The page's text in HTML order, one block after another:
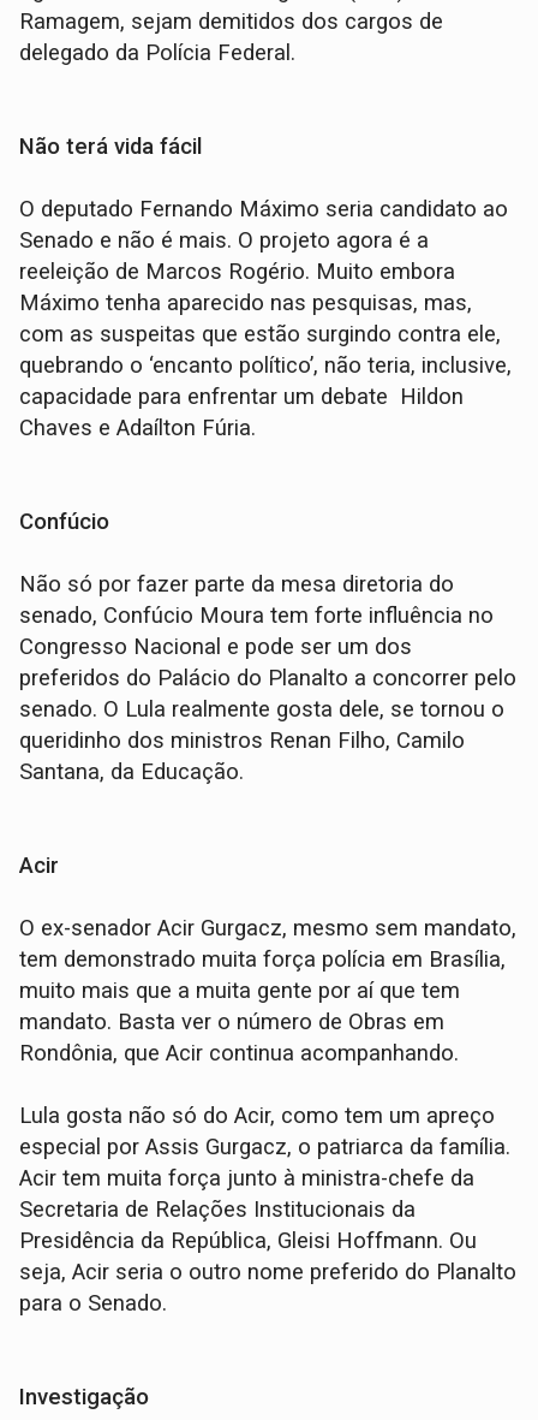
Ramagem, sejam demitidos dos cargos de
delegado da Polícia Federal.
Não terá vida fácil
O deputado Fernando Máximo seria candidato ao
Senado e não é mais. O projeto agora é a
reeleição de Marcos Rogério. Muito embora
Máximo tenha aparecido nas pesquisas, mas,
com as suspeitas que estão surgindo contra ele,
quebrando o ‘encanto político’, não teria, inclusive,
capacidade para enfrentar um debate Hildon
Chaves e Adaílton Fúria.
Confúcio
Não só por fazer parte da mesa diretoria do
senado, Confúcio Moura tem forte influência no
Congresso Nacional e pode ser um dos
preferidos do Palácio do Planalto a concorrer pelo
senado. O Lula realmente gosta dele, se tornou o
queridinho dos ministros Renan Filho, Camilo
Santana, da Educação.
Acir
O ex-senador Acir Gurgacz, mesmo sem mandato,
tem demonstrado muita força polícia em Brasília,
muito mais que a muita gente por aí que tem
mandato. Basta ver o número de Obras em
Rondônia, que Acir continua acompanhando.
Lula gosta não só do Acir, como tem um apreço
especial por Assis Gurgacz, o patriarca da família.
Acir tem muita força junto à ministra-chefe da
Secretaria de Relações Institucionais da
Presidência da República, Gleisi Hoffmann. Ou
seja, Acir seria o outro nome preferido do Planalto
para o Senado.
Investigação